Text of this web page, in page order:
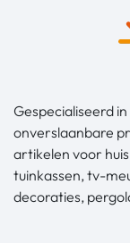
Gespecialiseerd
onverslaanbare
artikelen voor
tuinkassen, tv-
decoraties,